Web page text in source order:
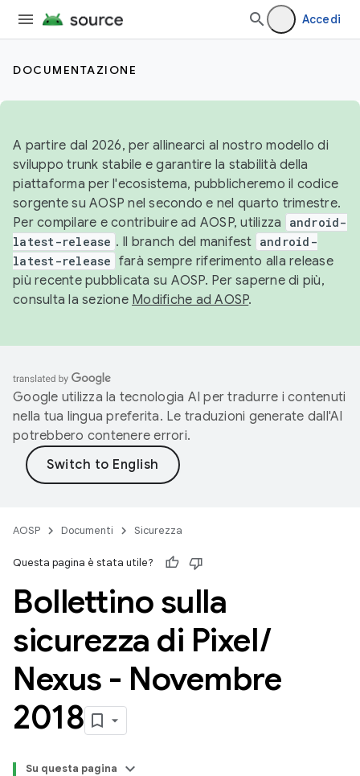
Accedi
DOCUMENTAZIONE
A partire dal 2026, per allinearci al nostro modello di
sviluppo trunk stabile e garantire la stabilità della
piattaforma per l'ecosistema, pubblicheremo il codice
sorgente su AOSP nel secondo e nel quarto trimestre.
Per compilare e contribuire ad AOSP, utilizza
android-
latest-release . Il branch del manifest android-
latest-release farà sempre riferimento alla release
più recente pubblicata su AOSP. Per saperne di più,
consulta la sezione Modifiche ad AOSP.
Google utilizza la tecnologia AI per tradurre i contenuti
nella tua lingua preferita. Le traduzioni generate dall'AI
potrebbero contenere errori.
AOSP Documenti Sicurezza
Questa pagina è stata utile?
Bollettino sulla
sicurezza di Pixel/
Nexus - Novembre
2018
Su questa pagina